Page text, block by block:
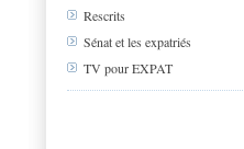
Rescrits
Sénat et les expatriés
TV pour EXPAT